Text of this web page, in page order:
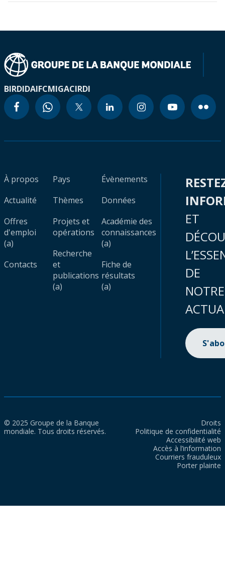
BIRDIDAIFCMIGACIRDI
À propos
Actualité
Offres
d'emploi
(a)
Contacts
Pays
Thèmes
Projets et
opérations
Recherche
et
publications
(a)
Évènements
Données
Académie des
connaissances
(a)
Fiche de
résultats
(a)
ET
DE
NOTRE
© 2025 Groupe de la Banque
mondiale. Tous droits réservés.
Droits
Politique de confidentialité
Accessibilité web
Accès à l’information
Courriers frauduleux
Porter plainte